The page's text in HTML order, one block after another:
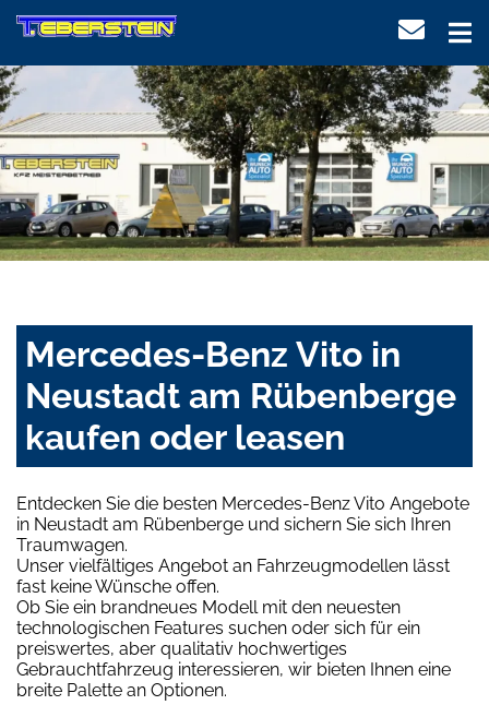
Mercedes-Benz Vito in
Neustadt am Rübenberge
kaufen oder leasen
Entdecken Sie die besten Mercedes-Benz Vito Angebote
in Neustadt am Rübenberge und sichern Sie sich Ihren
Traumwagen.
Unser vielfältiges Angebot an Fahrzeugmodellen lässt
fast keine Wünsche offen.
Ob Sie ein brandneues Modell mit den neuesten
technologischen Features suchen oder sich für ein
preiswertes, aber qualitativ hochwertiges
Gebrauchtfahrzeug interessieren, wir bieten Ihnen eine
breite Palette an Optionen.